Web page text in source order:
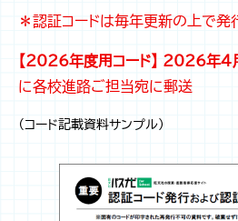
＊認証コードは毎年更新の上で発
【2026年度用コード】 2026年4
に各校進路ご担当宛に郵送
（コード記載資料サンプル）